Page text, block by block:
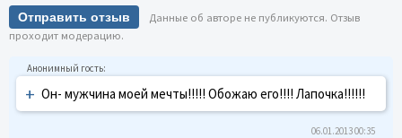
Отправить отзыв
Данные об авторе не публикуются. Отзыв
проходит модерацию.
+ Он- мужчина моей мечты!!!!! Обожаю его!!!! Лапочка!!!!!!
06.01.2013 00:35